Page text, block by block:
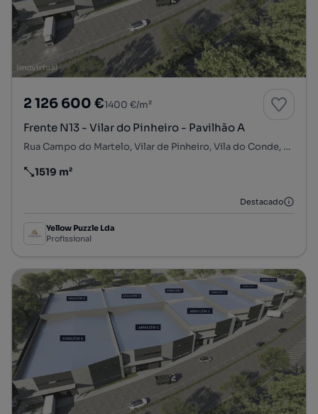
2 126 600 €1400 €/m²
Frente N13 - Vilar do Pinheiro - Pavilhão A
Rua Campo do Martelo, Vilar de Pinheiro, Vila do Conde, Porto
Preço por metro quadrado
1519 m²
Destacado
Yellow Puzzle Lda
Profissional